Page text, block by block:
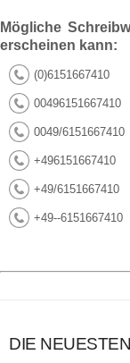
Mögliche
erscheinen kann:
(0)6151667410
00496151667410
0049/6151667410
+496151667410
+49/6151667410
+49--6151667410
DIE